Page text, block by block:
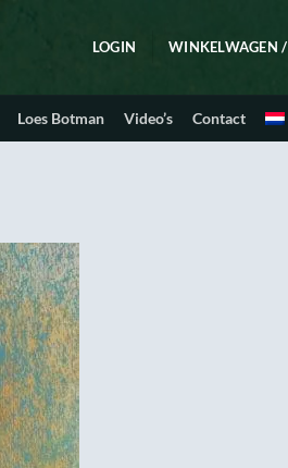
LOGIN WINKELWAGEN /
Loes Botman Video’s Contact